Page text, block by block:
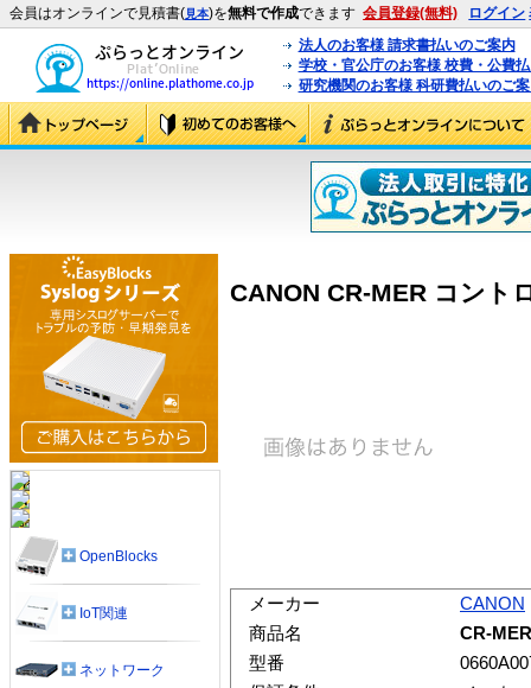
会員はオンラインで見積書(見本)を無料で作成できます 会員登録(無料) ログイン
法人のお客様 請求書払いのご案内
学校・官公庁のお客様 校費・公費
研究機関のお客様 科研費払いのご
CANON CR-MER コント
メーカー
CANON
商品名
CR-
型番
OpenBlocks
IoT関連
ネットワーク